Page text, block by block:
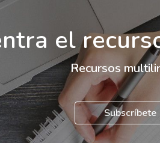
el
Recursos
Subscríbete